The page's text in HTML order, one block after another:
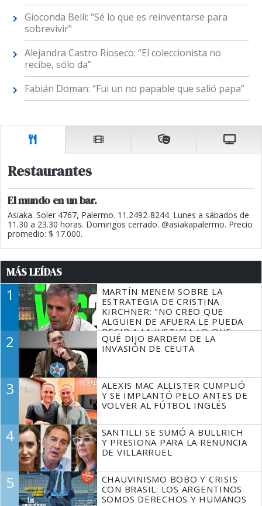
Gioconda Belli: "Sé lo que es reinventarse para
sobrevivir"
Alejandra Castro Rioseco: “El coleccionista no
recibe, sólo da”
Fabián Doman: “Fui un no papable que salió papa”
Restaurantes
El mundo en un bar.
Asiaka. Soler 4767, Palermo. 11.2492-8244. Lunes a sábados de
11.30 a 23.30 horas. Domingos cerrado. @asiakapalermo. Precio
promedio: $ 17.000.
MÁS LEÍDAS
1
MARTÍN MENEM SOBRE LA
ESTRATEGIA DE CRISTINA
KIRCHNER: "NO CREO QUE
ALGUIEN DE AFUERA LE PUEDA
DECIR A LA JUSTICIA LO QUE
TIENE QUE HACER"
2
QUÉ DIJO BARDEM DE LA
INVASIÓN DE CEUTA
3
ALEXIS MAC ALLISTER CUMPLIÓ
Y SE IMPLANTÓ PELO ANTES DE
VOLVER AL FÚTBOL INGLÉS
4
SANTILLI SE SUMÓ A BULLRICH
Y PRESIONA PARA LA RENUNCIA
DE VILLARRUEL
5
CHAUVINISMO BOBO Y CRISIS
CON BRASIL: LOS ARGENTINOS
SOMOS DERECHOS Y HUMANOS